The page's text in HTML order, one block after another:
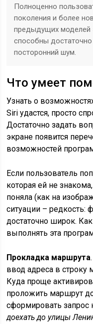
Полноценно
поколения и более
предыдущих моделей
способны
посторонний шум.
Что умеет
Узнать о
Siri удастся, просто
Достаточно задать
экране появится
возможностей
Если пользователь
которая ей не
поняла (как на
ситуации – редкость:
достаточно широк.
выполнять эта
Прокладка маршрута
ввод адреса в строку
Куда проще
проложить маршрут
сформировать запрос
доехать до улицы